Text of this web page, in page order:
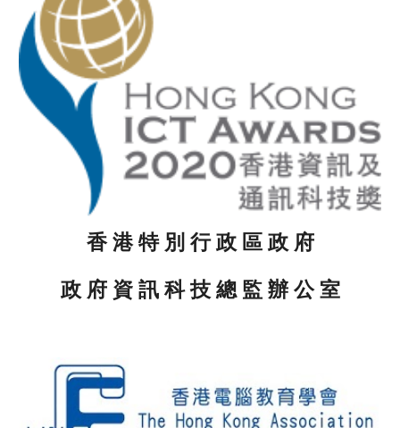
香 港 特 別 行 政 區 政 府
政 府 資 訊 科 技 總 監 辦 公 室